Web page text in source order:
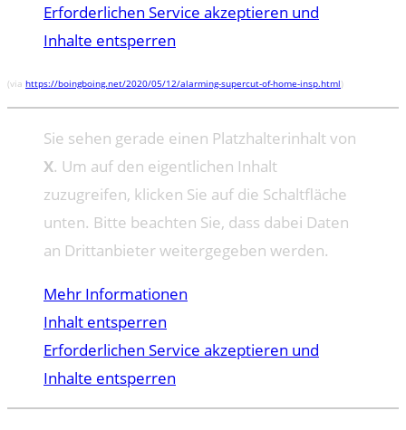
Erforderlichen Service akzeptieren und
Inhalte entsperren
(via https://boingboing.net/2020/05/12/alarming-supercut-of-home-insp.html)
Sie sehen gerade einen Platzhalterinhalt von
X. Um auf den eigentlichen Inhalt
zuzugreifen, klicken Sie auf die Schaltfläche
unten. Bitte beachten Sie, dass dabei Daten
an Drittanbieter weitergegeben werden.
Mehr Informationen
Inhalt entsperren
Erforderlichen Service akzeptieren und
Inhalte entsperren